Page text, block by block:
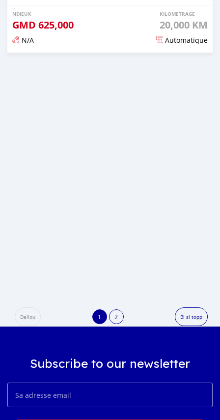
NDIEUK
GMD 625,000
KILOMETRAGE
20,000 KM
N/A Automatique
Dellou 1 2 Bi si topp
Subscribe to our newsletter